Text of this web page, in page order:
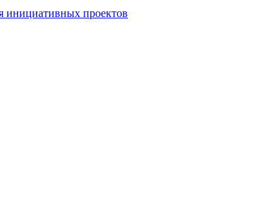
инициативных проектов